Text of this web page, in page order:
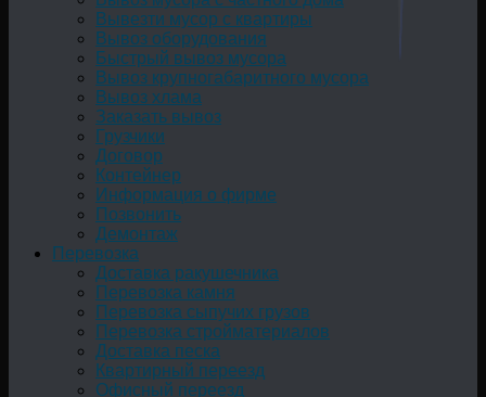
Вывезти мусор с квартиры
Вывоз оборудования
Быстрый вывоз мусора
Вывоз крупногабаритного мусора
Вывоз хлама
Заказать вывоз
Грузчики
Договор
Контейнер
Информация о фирме
Позвонить
Демонтаж
Перевозка
Доставка ракушечника
Перевозка камня
Перевозка сыпучих грузов
Перевозка стройматериалов
Доставка песка
Квартирный переезд
Офисный переезд